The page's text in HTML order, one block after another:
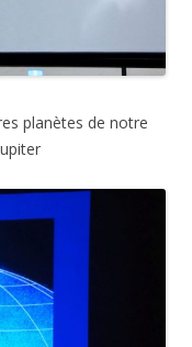
planètes de notre